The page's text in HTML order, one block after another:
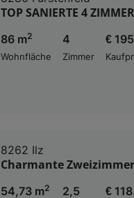
TOP SANIERTE 4
86 m2
Wohnfläche
4
Zimmer
€
8262 Ilz
Charmante
54,73 m2 2,5 €